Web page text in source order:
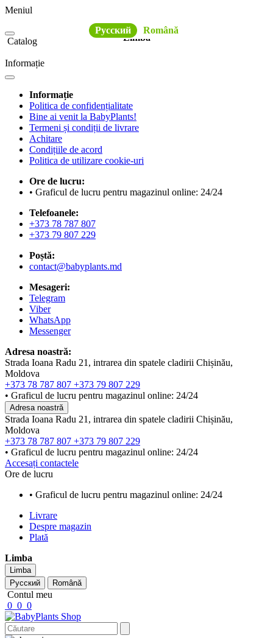
Meniul
Limba
Русский
Română
Catalog
Informație
Informație
Politica de confidențialitate
Bine ai venit la BabyPlants!
Termeni și condiții de livrare
Achitare
Condițiile de acord
Politica de utilizare cookie-uri
Ore de lucru:
• Graficul de lucru pentru magazinul online: 24/24
Telefoanele:
+373 78 787 807
+373 79 807 229
Poștă:
contact@babyplants.md
Mesageri:
Telegram
Viber
WhatsApp
Messenger
Adresa noastră:
Strada Ioana Radu 21, intrarea din spatele cladirii Chișinău,
Moldova
+373 78 787 807 +373 79 807 229
• Graficul de lucru pentru magazinul online: 24/24
Adresa noastră
Strada Ioana Radu 21, intrarea din spatele cladirii Chișinău,
Moldova
+373 78 787 807 +373 79 807 229
• Graficul de lucru pentru magazinul online: 24/24
Accesați contactele
Ore de lucru
• Graficul de lucru pentru magazinul online: 24/24
Livrare
Despre magazin
Plată
Limba
Limba
Русский
Română
Contul meu
0 0 0